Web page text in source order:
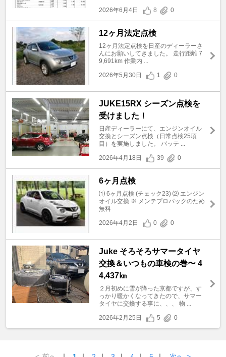
2026年6月4日
8 0
12ヶ月法定点検
12ヶ月法定点検を日産のディーラーさ
んにお願いしてきました。 走行距離 7
9,691km 作業内 ...
2026年5月30日
1 0
JUKE15RX シーズン点検を
受けました！
日産ディーラーにて、エンジンオイル
交換とシーズン点検（日常点検25項
目）を実施しました。 バッテ ...
2026年4月18日
39 0
6ヶ月点検
⑴ 6ヶ月点検 (チェック23) ⑵ エンジン
オイル交換 ※ メンテプロパックのため
無料
2026年4月2日
0 0
Juke そろそろサマータイヤ
交換＆いつもの車検の巻〜 4
4,437㎞
２月初めに雪が降った京都ですが、す
っかり暖かくなってきたので、サマー
タイヤに交換する事に、、、 物 ...
2026年2月25日
5 0